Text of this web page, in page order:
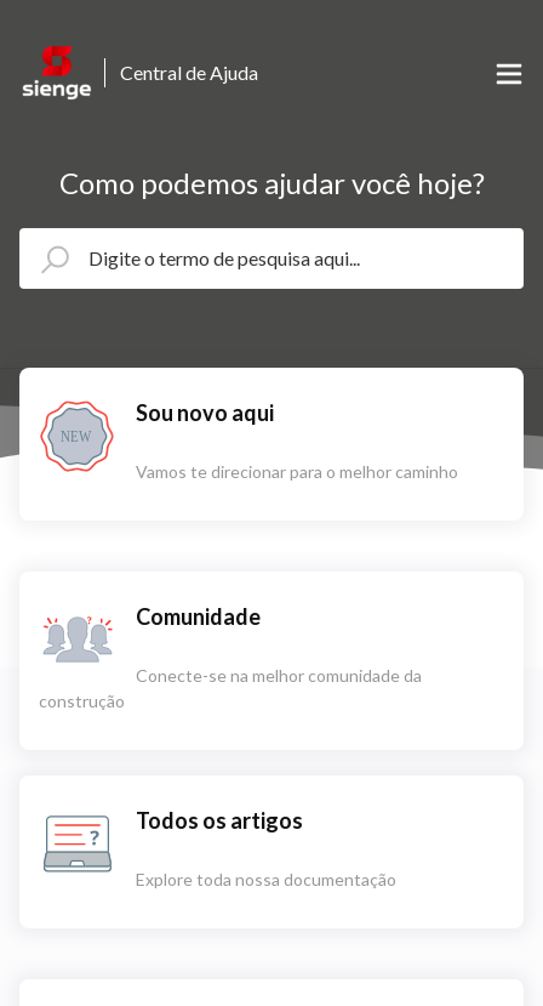
Central de Ajuda
Como podemos ajudar você hoje?
NEW
Sou novo aqui
Vamos te direcionar para o melhor caminho
Comunidade
Conecte-se na melhor comunidade da
construção
Todos os artigos
Explore toda nossa documentação